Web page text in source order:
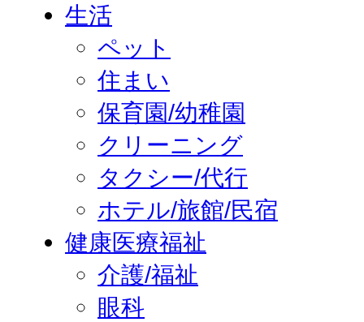
生活
ペット
住まい
保育園/幼稚園
クリーニング
タクシー/代行
ホテル/旅館/民宿
健康医療福祉
介護/福祉
眼科